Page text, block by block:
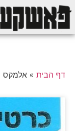
דף הבית » אלמקס